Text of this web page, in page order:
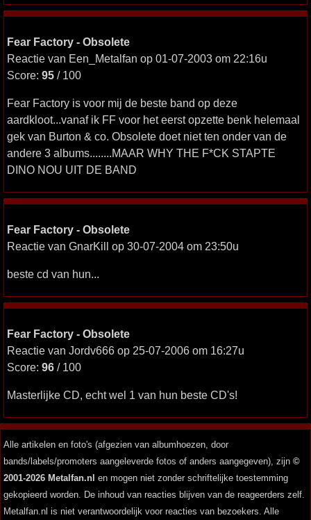
Fear Factory - Obsolete
Reactie van Een_Metalfan op 01-07-2003 om 22:16u
Score: 95 / 100
Fear Factory is voor mij de beste band op deze
aardkloot...vanaf ik FF voor het eerst opzette benk helemaal
gek van Burton & co. Obsolete doet niet ten onder van de
andere 3 albums........MAAR WHY THE F*CK STAPTE
DINO NOU UIT DE BAND
Fear Factory - Obsolete
Reactie van GnarKill op 30-07-2004 om 23:50u
beste cd van hun...
Fear Factory - Obsolete
Reactie van Jordv666 op 25-07-2006 om 16:27u
Score: 96 / 100
Masterlijke CD, echt wel 1 van hun beste CD's!
Alle artikelen en foto's (afgezien van albumhoezen, door
bands/labels/promoters aangeleverde fotos of anders aangegeven), zijn ©
2001-2026 Metalfan.nl en mogen niet zonder schriftelijke toestemming
gekopieerd worden. De inhoud van reacties blijven van de reageerders zelf.
Metalfan.nl is niet verantwoordelijk voor reacties van bezoekers. Alle